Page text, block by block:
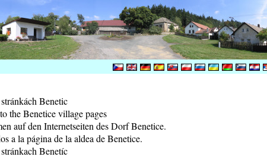
Benetic
the Benetice village pages
auf den Internetseiten des Dorf Benetice.
a la página de la aldea de Benetice.
Benetíc